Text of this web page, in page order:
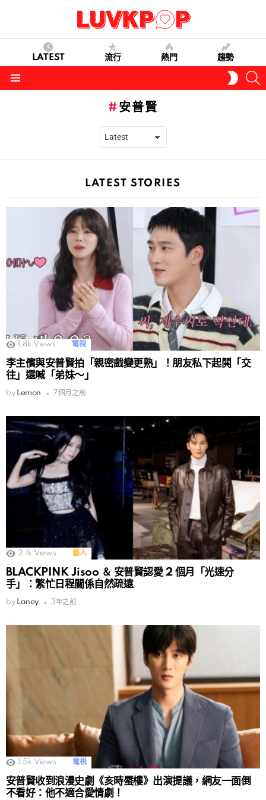
LATEST 流行 熱門 趨勢
SKIN
安普賢
LATEST STORIES
1.8k Views 電視
李主儐與安普賢拍「親密戲變更熟」！朋友私下起鬨「交
往」還喊「弟妹～」
by Lemon 7個月之前
2.1k Views 藝人
BLACKPINK Jisoo ＆ 安普賢認愛 2 個月「光速分
手」：繁忙日程關係自然疏遠
by Laney 3年之前
1.5k Views 電視
安普賢收到浪漫史劇《亥時蜃樓》出演提議，網友一面倒
不看好：他不適合愛情劇！